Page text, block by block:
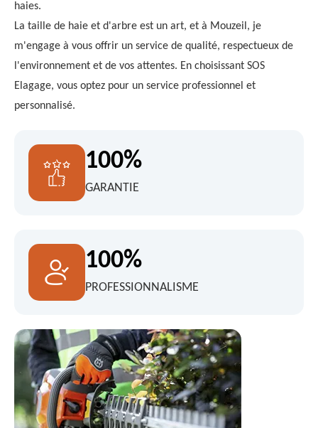
haies.
La taille de haie et d'arbre est un art, et à Mouzeil, je
m'engage à vous offrir un service de qualité, respectueux de
l'environnement et de vos attentes. En choisissant SOS
Elagage, vous optez pour un service professionnel et
personnalisé.
100%
GARANTIE
100%
PROFESSIONNALISME